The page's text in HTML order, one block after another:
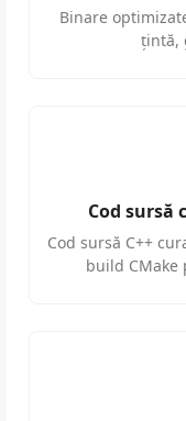
Binare
țintă,
Cod sursă
Cod sursă C++
build